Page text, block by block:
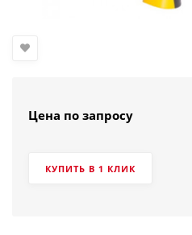
Цена по запросу
КУПИТЬ В 1 КЛИК